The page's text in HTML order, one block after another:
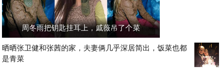
周冬雨把钥匙挂耳上，戚薇吊了个菜
晒晒张卫健和张茜的家，夫妻俩几乎深居简出，饭菜也都
是青菜